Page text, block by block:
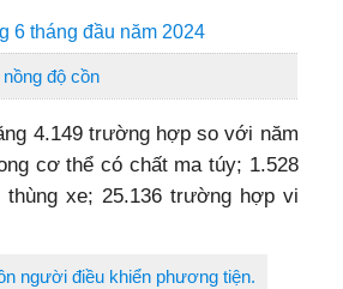
6 tháng đầu năm 2024
độ cồn
4.149 trường hợp so với năm
cơ thể có chất ma túy; 1.528
xe; 25.136 trường hợp vi
người điều khiển phương tiện.